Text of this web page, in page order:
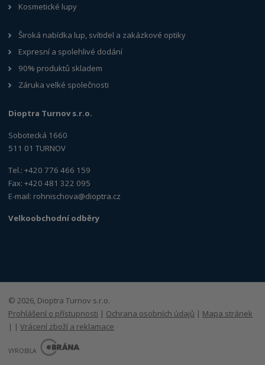
Kosmetické lupy
Široká nabídka lup, svítidel a zakázkové optiky
Expresní a spolehlivé dodání
90% produktů skladem
Záruka velké společnosti
Dioptra Turnov s.r.o.
Sobotecká 1660
511 01 TURNOV
Tel.: +420 776 466 159
Fax: +420 481 322 095
E-mail: rohnischova@dioptra.cz
Velkoobchodní odběry
© 2026, Dioptra Turnov s.r.o.
Prohlášení o přístupnosti | Ochrana osobních údajů | Mapa stránek
| |Vrácení zboží a reklamace
VYROBILA